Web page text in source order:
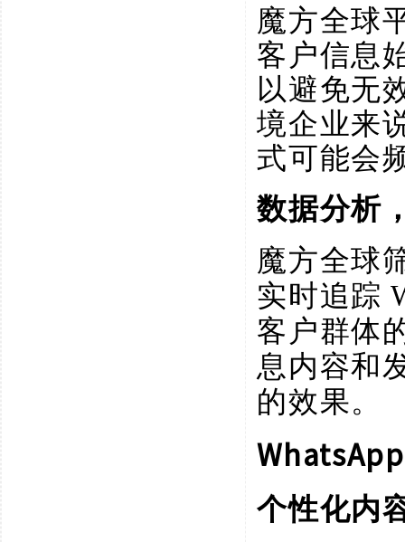
魔方全球
客户信息
以避免无
境企业来
式可能会
数据分析
魔方全球
实时追踪
客户群体
息内容和
的效果。
个性化内